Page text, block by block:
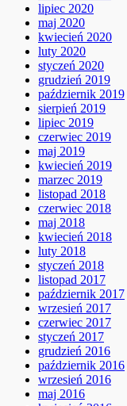
lipiec 2020
maj 2020
kwiecień 2020
luty 2020
styczeń 2020
grudzień 2019
październik 2019
sierpień 2019
lipiec 2019
czerwiec 2019
maj 2019
kwiecień 2019
marzec 2019
listopad 2018
czerwiec 2018
maj 2018
kwiecień 2018
luty 2018
styczeń 2018
listopad 2017
październik 2017
wrzesień 2017
czerwiec 2017
styczeń 2017
grudzień 2016
październik 2016
wrzesień 2016
maj 2016